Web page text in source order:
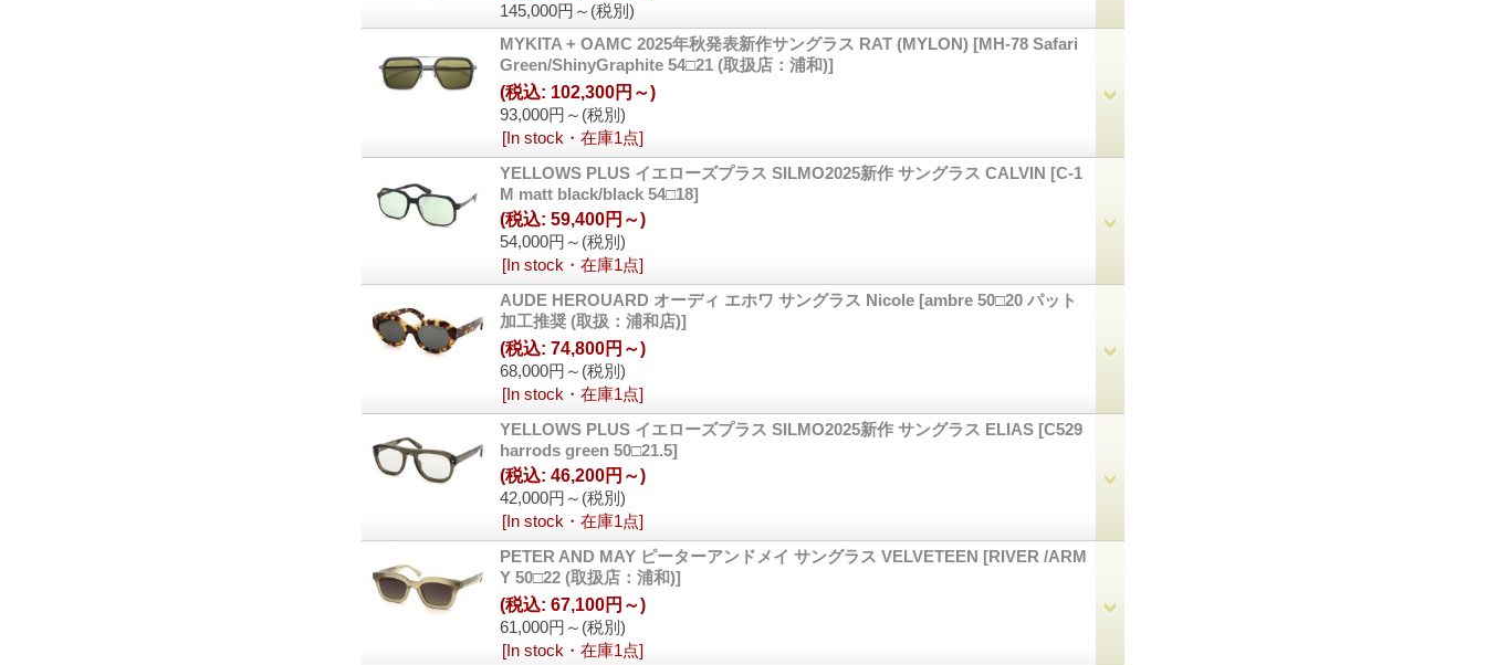
145,000円～ (税別)
MYKITA + OAMC 2025年秋発表新作サングラス RAT (MYLON) [MH-78 Safari
Green/ShinyGraphite 54□21 (取扱店：浦和)]
93,000円～ (税別)
(税込: 102,300円～)
[In stock・在庫1点]
YELLOWS PLUS イエローズプラス SILMO2025新作 サングラス CALVIN [C-1
M matt black/black 54□18]
54,000円～ (税別)
(税込: 59,400円～)
[In stock・在庫1点]
AUDE HEROUARD オーディ エホワ サングラス Nicole [ambre 50□20 パット
加工推奨 (取扱：浦和店)]
68,000円～ (税別)
(税込: 74,800円～)
[In stock・在庫1点]
YELLOWS PLUS イエローズプラス SILMO2025新作 サングラス ELIAS [C529
harrods green 50□21.5]
42,000円～ (税別)
(税込: 46,200円～)
[In stock・在庫1点]
PETER AND MAY ピーターアンドメイ サングラス VELVETEEN [RIVER /ARM
Y 50□22 (取扱店：浦和)]
61,000円～ (税別)
(税込: 67,100円～)
[In stock・在庫1点]